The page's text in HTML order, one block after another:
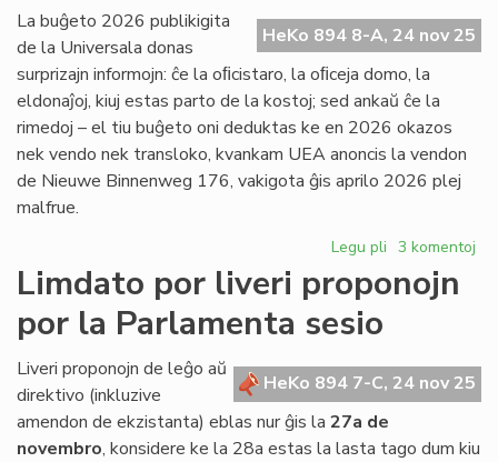
Esperanto
kunvokita
HeKo 894 8-A, 24 nov 25
La buĝeto 2026 publikigita
de la Universala donas
surprizajn informojn: ĉe la oﬁcistaro, la oﬁceja domo, la
eldonaĵoj, kiuj estas parto de la kostoj; sed ankaŭ ĉe la
rimedoj – el tiu buĝeto oni deduktas ke en 2026 okazos
nek vendo nek transloko, kvankam UEA anoncis la vendon
de Nieuwe Binnenweg 176, vakigota ĝis aprilo 2026 plej
malfrue.
Legu pli pri
vere
transloko
en
3 komentoj
Limdato por liveri proponojn
por la Parlamenta sesio
HeKo 894 7-C, 24 nov 25
Liveri proponojn de leĝo aŭ
direktivo (inkluzive
amendon de ekzistanta) eblas nur ĝis la 27a de
novembro, konsidere ke la 28a estas la lasta tago dum kiu